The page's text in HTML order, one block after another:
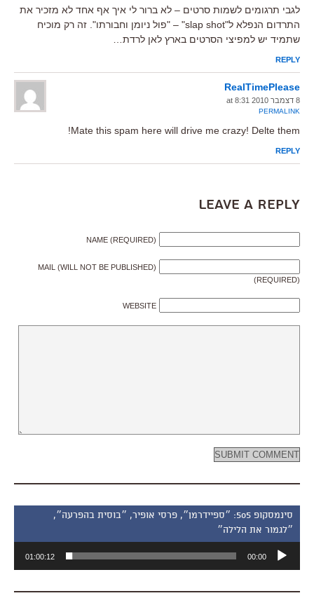
לגבי תרגומים לשמות סרטים – לא ברור לי איך אף אחד לא מזכיר את
התרדום הנפלא ל"slap shot" – "פול ניומן וחבורתו". זה רק מוכיח
שתמיד יש למפיצי הסרטים בארץ לאן לרדת…
REPLY
RealTimePlease
8 דצמבר 2010 at 8:31
PERMALINK
Mate this spam here will drive me crazy! Delte them!
REPLY
Leave a Reply
NAME (REQUIRED)
MAIL (WILL NOT BE PUBLISHED)
(REQUIRED)
WEBSITE
סינמסקופ 505: ״ספיידרמן״, פרסי אופיר, ״בוסית בהפרעה״,
״לגמור את הלילה״
אודיו
00:00
01:00:12